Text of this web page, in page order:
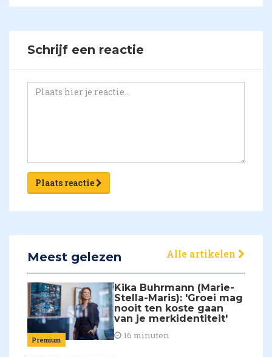
Schrijf een reactie
Plaats reactie
Meest gelezen Alle artikelen
Premium
Kika Buhrmann (Marie-
Stella-Maris): 'Groei mag
nooit ten koste gaan
van je merkidentiteit'
16 minuten